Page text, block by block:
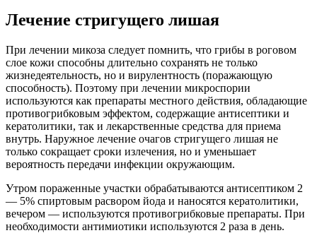
Лечение стригущего лишая
При лечении микоза следует помнить, что грибы в роговом
слое кожи способны длительно сохранять не только
жизнедеятельность, но и вирулентность (поражающую
способность). Поэтому при лечении микроспории
используются как препараты местного действия, обладающие
противогрибковым эффектом, содержащие антисептики и
кератолитики, так и лекарственные средства для приема
внутрь. Наружное лечение очагов стригущего лишая не
только сокращает сроки излечения, но и уменьшает
вероятность передачи инфекции окружающим.
Утром пораженные участки обрабатываются антисептиком 2
— 5% спиртовым расвором йода и наносятся кератолитики,
вечером — используются противогрибковые препараты. При
необходимости антимиотики используются 2 раза в день.